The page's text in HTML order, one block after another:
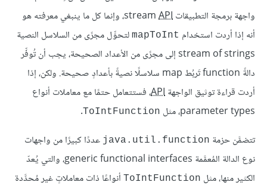
واجهة برمجة التطبيقات streamAPI
، وإنما كل ما ينبغي معرفته هو
أنه إذا أردت استخدام mapToInt لتحوِّل مجرًى من السلاسل النصية
stream of strings إلى مجرًى من الأعداد الصحيحة، يجب أن تُوفِّر
دالةً function تَربُط map سلاسلًا نصيةً بأعدادٍ صحيحة. ولكن، إذا
أردت قراءة توثيق الواجهةAPI، فستتعامل حتمًا مع معاملات أنواع
parameter types، مثل
ToIntFunction
.
تتضمَّن حزمة java.util.function عددًا كبيرًا من واجهات
نوع الدالة المُعمَّمة generic functional interfaces، والتي يُعدّ
الكثير منها، مثل ToIntFunction أنواعًا ذات معاملاتٍ غير مُحدَّدة